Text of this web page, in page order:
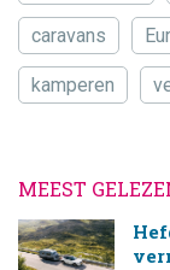
caravans
kamperen
MEEST